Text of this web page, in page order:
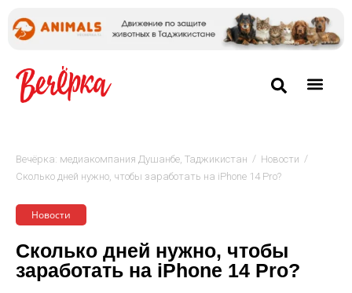
Вечёрка: медиакомпания Душанбе, Таджикистан / Новости /
Сколько дней нужно, чтобы заработать на iPhone 14 Pro?
Новости
Сколько дней нужно, чтобы
заработать на iPhone 14 Pro?